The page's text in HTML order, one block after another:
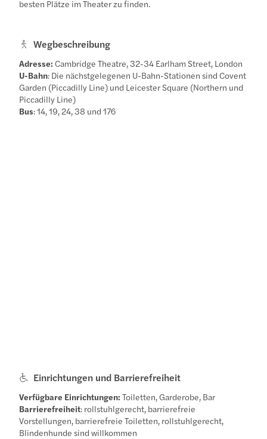
besten Plätze im Theater zu finden.
Wegbeschreibung
Adresse: Cambridge Theatre, 32-34 Earlham Street, London
U-Bahn: Die nächstgelegenen U-Bahn-Stationen sind Covent
Garden (Piccadilly Line) und Leicester Square (Northern und
Piccadilly Line)
Bus: 14, 19, 24, 38 und 176
Einrichtungen und Barrierefreiheit
Verfügbare Einrichtungen: Toiletten, Garderobe, Bar
Barrierefreiheit: rollstuhlgerecht, barrierefreie
Vorstellungen, barrierefreie Toiletten, rollstuhlgerecht,
Blindenhunde sind willkommen